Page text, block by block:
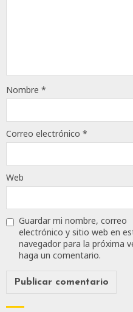
Nombre *
Correo electrónico *
Web
Guardar mi nombre, correo
electrónico y sitio web en
navegador para la próxima
haga un comentario.